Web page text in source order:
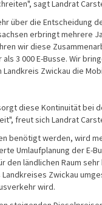
sagt Landrat
über die Entscheidung
erbringt mehrere
wir diese
3 000 E-Busse. Wir
Zwickau die
diese Kontinuität bei
freut sich Landrat
benötigt werden, wird
Umlaufplanung der E-
ländlichen Raum
Zwickau
wird.